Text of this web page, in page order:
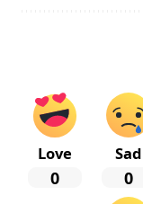
Love
0
Sad
0